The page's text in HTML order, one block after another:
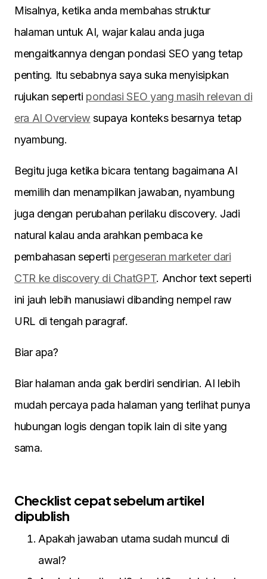
Misalnya, ketika anda membahas struktur
halaman untuk AI, wajar kalau anda juga
mengaitkannya dengan pondasi SEO yang tetap
penting. Itu sebabnya saya suka menyisipkan
rujukan seperti pondasi SEO yang masih relevan di
era AI Overview supaya konteks besarnya tetap
nyambung.
Begitu juga ketika bicara tentang bagaimana AI
memilih dan menampilkan jawaban, nyambung
juga dengan perubahan perilaku discovery. Jadi
natural kalau anda arahkan pembaca ke
pembahasan seperti pergeseran marketer dari
CTR ke discovery di ChatGPT. Anchor text seperti
ini jauh lebih manusiawi dibanding nempel raw
URL di tengah paragraf.
Biar apa?
Biar halaman anda gak berdiri sendirian. AI lebih
mudah percaya pada halaman yang terlihat punya
hubungan logis dengan topik lain di site yang
sama.
Checklist cepat sebelum artikel
dipublish
Apakah jawaban utama sudah muncul di
awal?